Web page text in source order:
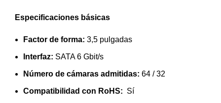
Especificaciones básicas
Factor de forma: 3,5 pulgadas
Interfaz: SATA 6 Gbit/s
Número de cámaras admitidas: 64 / 32
Compatibilidad con RoHS: Sí